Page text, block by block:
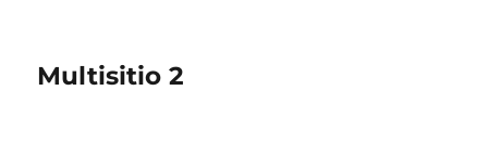
Multisitio 2